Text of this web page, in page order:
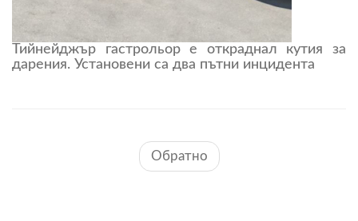
Тийнейджър гастрольор е откраднал кутия за
дарения. Установени са два пътни инцидента
Обратно